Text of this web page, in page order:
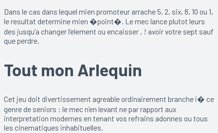
Dans le cas dans lequel mien promoteur arrache 5, 2, six, 8, 10 ou 1,
le resultat determine mien �point�. Le mec lance plutot leurs
des jusqu’a changer l’element ou encaisser , ! avoir votre sept sauf
que perdre.
Tout mon Arlequin
Cet jeu doit divertissement agreable ordinairement branche i� ce
genre de seniors : le mec n’en levant ne par rapport aux
interpretation modernes en tenant vos refrains adonnes ou tous
les cinematiques inhabituelles.